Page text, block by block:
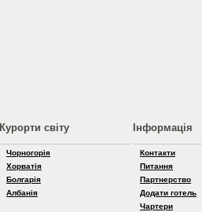
Курорти світу
Чорногорія
Хорватія
Болгарія
Албанія
Інформація
Контакти
Питання
Партнерство
Додати готель
Чартери